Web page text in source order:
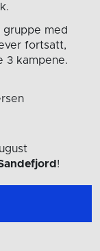
med
fortsatt,
3 kampene.
!